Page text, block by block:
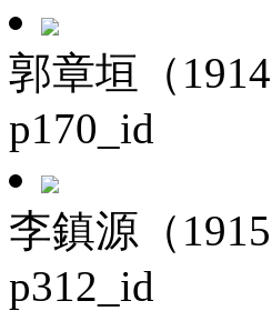
郭章垣（
p170_id
李鎮源（
p312_id